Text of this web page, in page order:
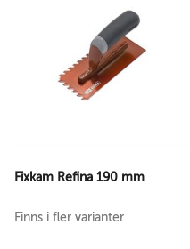
Fixkam Refina 190 mm
Finns i fler varianter